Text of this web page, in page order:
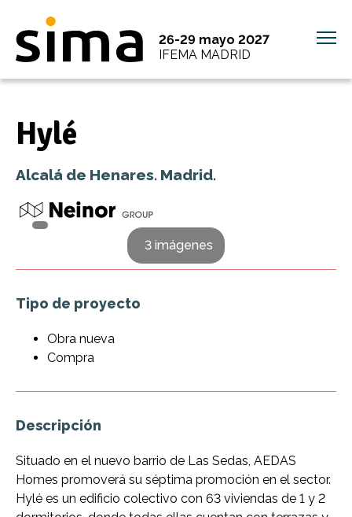
26-29 mayo 2027
IFEMA MADRID
Hylé
Alcalá de Henares. Madrid.
3 imágenes
Tipo de proyecto
Obra nueva
Compra
Descripción
Situado en el nuevo barrio de Las Sedas, AEDAS
Homes promoverá su séptima promoción en el sector.
Hylé es un edificio colectivo con 63 viviendas de 1 y 2